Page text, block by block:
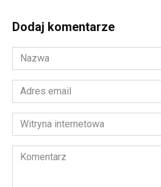
Dodaj komentarze
Nazwa
*
Adres
email
*Witryna
internetowa
Komentarz